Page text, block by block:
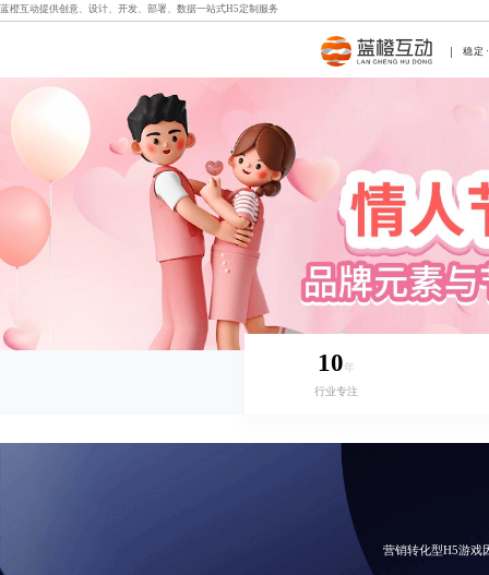
蓝橙互动提供创意、设计、开发、部署、数据一站式H5定制 服务
稳定
10年
行业专注
营销转化型H5游戏